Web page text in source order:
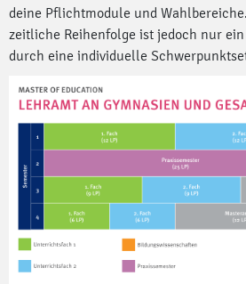
deine Pflichtmodule und
zeitliche Reihenfolge ist jedoch nur
durch eine individuelle